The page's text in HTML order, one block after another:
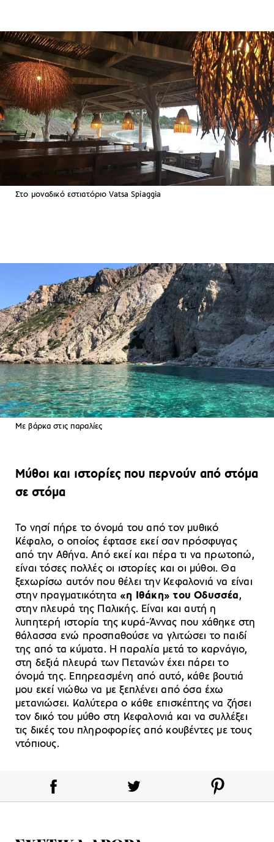
Στο μοναδικό εστιατόριο Vatsa Spiaggia
Με βάρκα στις παραλίες
Μύθοι και ιστορίες που περνούν από στόμα
σε στόμα
Το νησί πήρε το όνομά του από τον μυθικό
Κέφαλο, ο οποίος έφτασε εκεί σαν πρόσφυγας
από την Αθήνα. Από εκεί και πέρα τι να πρωτοπώ,
είναι τόσες πολλές οι ιστορίες και οι μύθοι. Θα
ξεχωρίσω αυτόν που θέλει την Κεφαλονιά να είναι
στην πραγματικότητα «η Ιθάκη» του Οδυσσέα,
στην πλευρά της Παλικής. Είναι και αυτή η
λυπητερή ιστορία της κυρά-Άννας που χάθηκε στη
θάλασσα ενώ προσπαθούσε να γλιτώσει το παιδί
της από τα κύματα. Η παραλία μετά το καρνάγιο,
στη δεξιά πλευρά των Πετανών έχει πάρει το
όνομά της. Επηρεασμένη από αυτό, κάθε βουτιά
μου εκεί νιώθω να με ξεπλένει από όσα έχω
μετανιώσει. Καλύτερα ο κάθε επισκέπτης να ζήσει
τον δικό του μύθο στη Κεφαλονιά και να συλλέξει
τις δικές του πληροφορίες από κουβέντες με τους
ντόπιους.